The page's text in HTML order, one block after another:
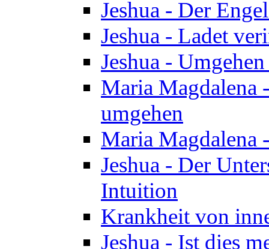
Jeshua - Der
Jeshua - Ladet
Jeshua -
Maria Magdalena
umgehen
Maria Magdalena
Jeshua - Der
Intuition
Krankheit von
Jeshua - Ist dies